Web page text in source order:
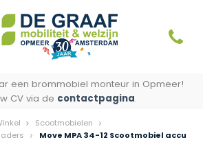
een brommobiel monteur in Opmeer!
CV via de contactpagina.
Scootmobielen
Move MPA 34-12 Scootmobiel accu